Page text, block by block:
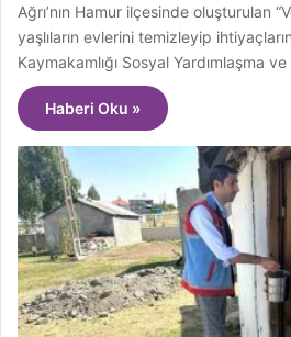
Ağrı’nın Hamur ilçesinde oluşturulan
yaşlıların evlerini temizleyip
Kaymakamlığı Sosyal Yardımlaşma
Haberi Oku »